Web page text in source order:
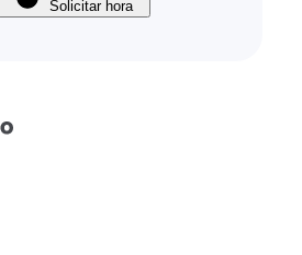
Solicitar hora